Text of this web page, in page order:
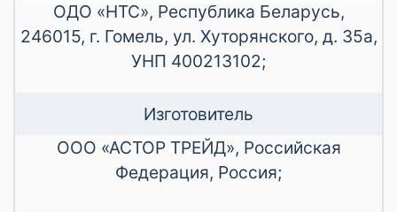
ОДО «НТС», Республика Беларусь,
246015, г. Гомель, ул. Хуторянского, д. 35а,
УНП 400213102;
Изготовитель
ООО «АСТОР ТРЕЙД», Российская
Федерация, Россия;